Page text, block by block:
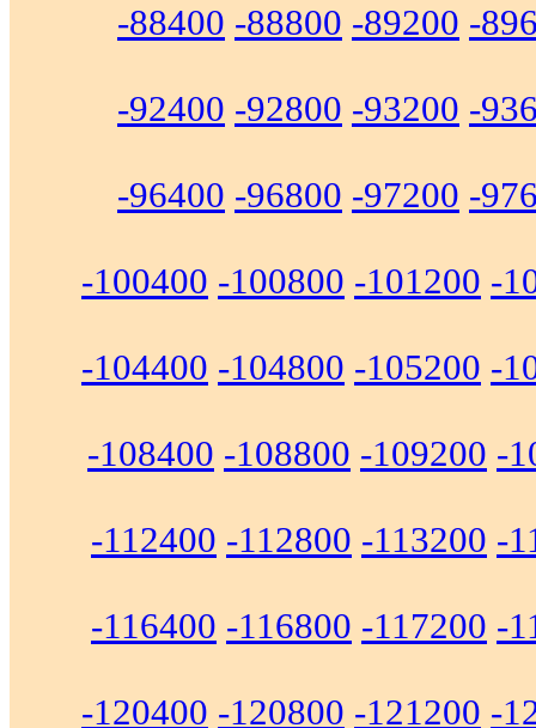
-88400 -88800 -89200 -
-92400 -92800 -93200 -
-96400 -96800 -97200 -
-100400 -100800 -101200 -
-104400 -104800 -105200 -
-108400 -108800 -109200 -
-112400 -112800 -113200 -
-116400 -116800 -117200 -
-120400 -120800 -121200 -